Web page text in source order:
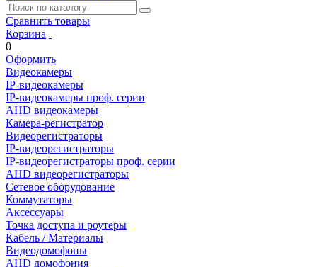
Сравнить товары
Корзина
0
Оформить
Видеокамеры
IP-видеокамеры
IP-видеокамеры проф. серии
AHD видеокамеры
Камера-регистратор
Видеорегистраторы
IP-видеорегистраторы
IP-видеорегистраторы проф. серии
AHD видеорегистраторы
Сетевое оборудование
Коммутаторы
Аксессуары
Точка доступа и роутеры
Кабель / Материалы
Видеодомофоны
AHD домофония